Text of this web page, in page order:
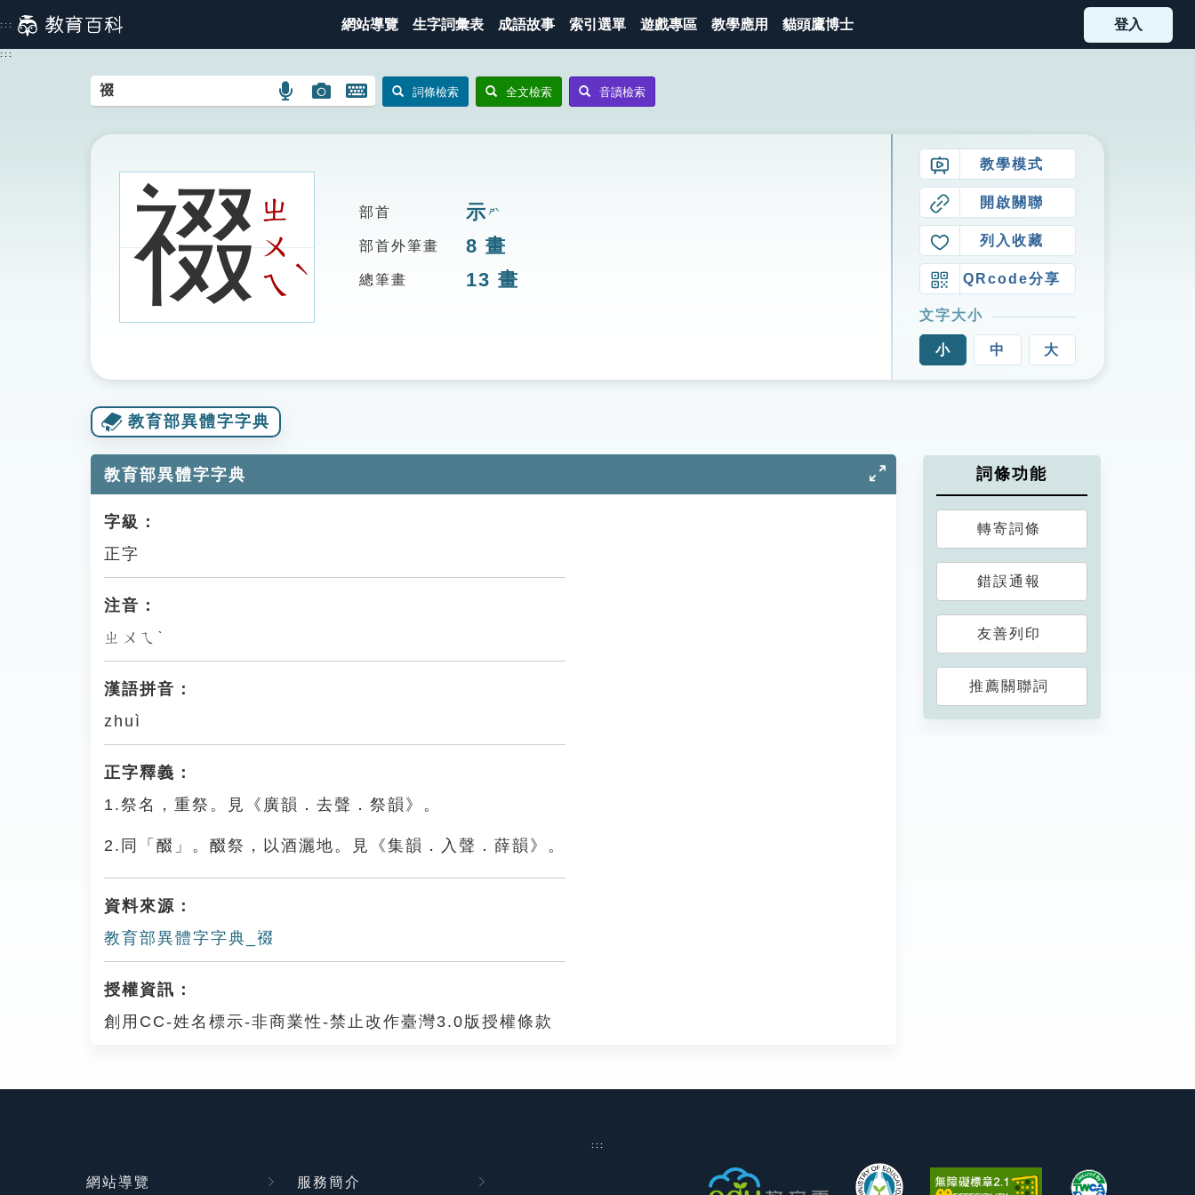
到
主
::: 網站導覽 生字詞彙表 成語故事 索引選單 遊戲專區 教學應用 貓頭鷹博士 登入
:::
語
搜
圖
圖
搜
開
鍵
詞條檢索 全文檢索 音讀檢索
䄌ㄓ
ㄨ
ㄟ
ˋ
部首 示 ㄕˋ
部首外筆畫 8 畫
總筆畫 13 畫
教學模式
開啟關聯
列入收藏
QRcode分享
文字大小
小 中 大
教育部異體字字典
教育部異體字字典
字級：
正字
注音：
ㄓㄨㄟˋ
漢語拼音：
zhuì
正字釋義：
1.祭名，重祭。見《廣韻．去聲．祭韻》。
2.同「醊」。醊祭，以酒灑地。見《集韻．入聲．薛韻》。
資料來源：
教育部異體字字典_䄌
授權資訊：
創用CC-姓名標示-非商業性-禁止改作臺灣3.0版授權條款
詞條功能
轉寄詞條
錯誤通報
友善列印
推薦關聯詞
:::
網站導覽 服務簡介